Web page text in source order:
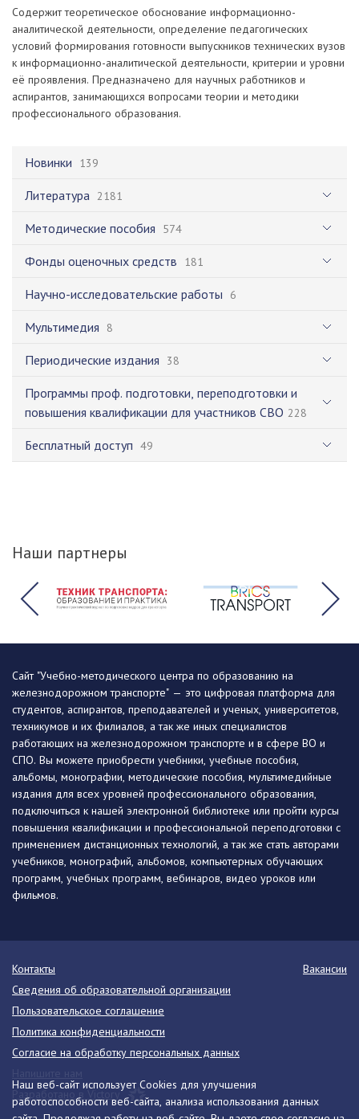
Новинки 139
Литература 2181
Методические пособия 574
Фонды оценочных средств 181
Научно-исследовательские работы 6
Мультимедия 8
Периодические издания 38
Программы проф. подготовки, переподготовки и
повышения квалификации для участников СВО 228
Бесплатный доступ 49
Содержит теоретическое обоснование информационно-
аналитической деятельности, определение педагогических
условий формирования готовности выпускников технических вузов
к информационно-аналитической деятельности, критерии и уровни
её проявления. Предназначено для научных работников и
аспирантов, занимающихся вопросами теории и методики
профессионального образования.
Наши партнеры
Наш веб-сайт использует Cookies для улучшения
работоспособности веб-сайта, анализа использования данных
Сайт "Учебно-методического центра по образованию на
железнодорожном транспорте" — это цифровая платформа для
студентов, аспирантов, преподавателей и ученых, университетов,
техникумов и их филиалов, а так же иных специалистов
работающих на железнодорожном транспорте и в сфере ВО и
СПО. Вы можете приобрести учебники, учебные пособия,
альбомы, монографии, методические пособия, мультимедийные
издания для всех уровней профессионального образования,
подключиться к нашей электронной библиотеке или пройти курсы
повышения квалификации и профессиональной переподготовки с
применением дистанционных технологий, а так же стать авторами
учебников, монографий, альбомов, компьютерных обучающих
программ, учебных программ, вебинаров, видео уроков или
фильмов.
Контакты
Вакансии
Сведения об образовательной организации
Пользовательское соглашение
Политика конфиденциальности
Согласие на обработку персональных данных
Разработано в Victory